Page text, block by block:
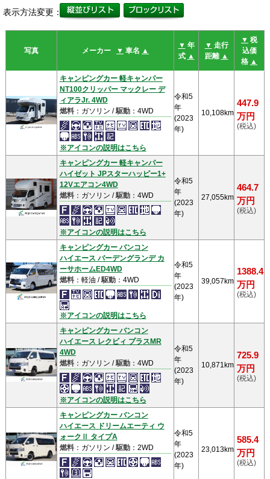
表示方法変更：
写真 メーカー ▼ 車名 ▲
▼ 年
式 ▲
▼ 走行
距離 ▲
▼ 税
込価
格 ▲
キャンピングカー 軽キャンパー
NT100クリッパー マックレー デ
ィアラJr. 4WD
燃料：ガソリン /駆動：4WD
※アイコンの説明はこちら
令和5
年
(2023
年)
10,108km
447.9
万円
(税込)
キャンピングカー 軽キャンパー
ハイゼット JPスターハッピー1+
12Vエアコン4WD
燃料：ガソリン /駆動：4WD
※アイコンの説明はこちら
令和5
年
(2023
年)
27,055km
464.7
万円
(税込)
キャンピングカー バンコン
ハイエース バーデングランデ カ
ーサホームED4WD
燃料：軽油 /駆動：4WD
※アイコンの説明はこちら
令和5
年
(2023
年)
39,057km
1388.4
万円
(税込)
キャンピングカー バンコン
ハイエース レクビィ プラスMR
4WD
燃料：ガソリン /駆動：4WD
※アイコンの説明はこちら
令和5
年
(2023
年)
10,871km
725.9
万円
(税込)
キャンピングカー バンコン
ハイエース ドリームエーティ ウ
ォークⅡ タイプA
燃料：ガソリン /駆動：2WD
令和5
年
(2023
年)
23,013km
585.4
万円
(税込)